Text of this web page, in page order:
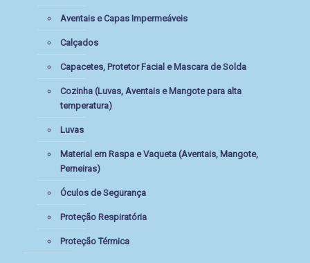
Aventais e Capas Impermeáveis
Calçados
Capacetes, Protetor Facial e Mascara de Solda
Cozinha (Luvas, Aventais e Mangote para alta
temperatura)
Luvas
Material em Raspa e Vaqueta (Aventais, Mangote,
Perneiras)
Óculos de Segurança
Proteção Respiratória
Proteção Térmica